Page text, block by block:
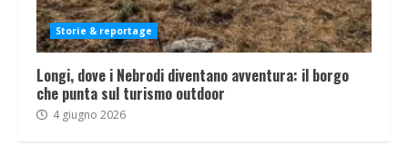
Storie & reportage
Longi, dove i Nebrodi diventano avventura: il borgo
che punta sul turismo outdoor
4 giugno 2026